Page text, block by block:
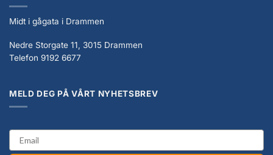
Midt i gågata i Drammen
Nedre Storgate 11, 3015 Drammen
Telefon 9192 6677
MELD DEG PÅ VÅRT NYHETSBREV
email